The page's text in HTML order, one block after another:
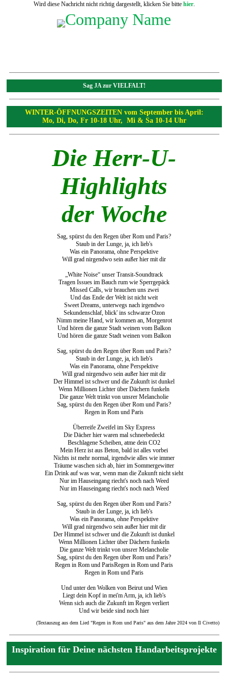
Wird diese Nachricht nicht richtig dargestellt, klicken Sie bitte hier.
Sag JA zur VIELFALT!
WINTER-ÖFFNUNGSZEITEN vom September bis April:
Mo, Di, Do, Fr 10-18 Uhr, Mi & Sa 10-14 Uhr
Die Herr-U-
Highlights
der Woche
Sag, spürst du den Regen über Rom und Paris?
Staub in der Lunge, ja, ich lieb's
Was ein Panorama, ohne Perspektive
Will grad nirgendwo sein außer hier mit dir
„White Noise“ unser Transit-Soundtrack
Tragen Issues im Bauch rum wie Sperrgepäck
Missed Calls, wir brauchen uns zwei
Und das Ende der Welt ist nicht weit
Sweet Dreams, unterwegs nach irgendwo
Sekundenschlaf, blick' ins schwarze Ozon
Nimm meine Hand, wir kommen an, Morgenrot
Und hören die ganze Stadt weinen vom Balkon
Und hören die ganze Stadt weinen vom Balkon
Sag, spürst du den Regen über Rom und Paris?
Staub in der Lunge, ja, ich lieb's
Was ein Panorama, ohne Perspektive
Will grad nirgendwo sein außer hier mit dir
Der Himmel ist schwer und die Zukunft ist dunkel
Wenn Millionen Lichter über Dächern funkeln
Die ganze Welt trinkt von unsrer Melancholie
Sag, spürst du den Regen über Rom und Paris?
Regen in Rom und Paris
Überreife Zweifel im Sky Express
Die Dächer hier waren mal schneebedeckt
Beschlagene Scheiben, atme dein CO2
Mein Herz ist aus Beton, bald ist alles vorbei
Nichts ist mehr normal, irgendwie alles wie immer
Träume waschen sich ab, hier im Sommergewitter
Ein Drink auf was war, wenn man die Zukunft nicht sieht
Nur im Hauseingang riecht's noch nach Weed
Nur im Hauseingang riecht's noch nach Weed
Sag, spürst du den Regen über Rom und Paris?
Staub in der Lunge, ja, ich lieb's
Was ein Panorama, ohne Perspektive
Will grad nirgendwo sein außer hier mit dir
Der Himmel ist schwer und die Zukunft ist dunkel
Wenn Millionen Lichter über Dächern funkeln
Die ganze Welt trinkt von unsrer Melancholie
Sag, spürst du den Regen über Rom und Paris?
Regen in Rom und ParisRegen in Rom und Paris
Regen in Rom und Paris
Und unter den Wolken von Beirut und Wien
Liegt dein Kopf in mei'm Arm, ja, ich lieb's
Wenn sich auch die Zukunft im Regen verliert
Und wir beide sind noch hier
(Textauszug aus dem Lied "Regen in Rom und Paris" aus dem Jahre 2024 von Il Civetto)
Inspiration für Deine nächsten Handarbeitsprojekte